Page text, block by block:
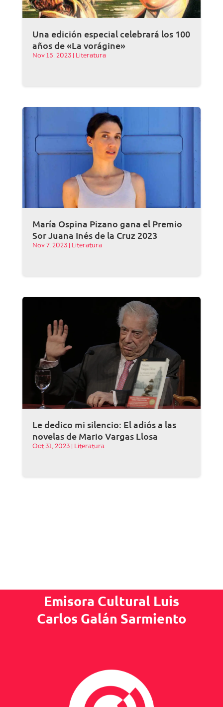
Una edición especial celebrará los 100
años de «La vorágine»
Nov 15, 2023| Literatura
María Ospina Pizano gana el Premio
Sor Juana Inés de la Cruz 2023
Nov 7, 2023| Literatura
Le dedico mi silencio: El adiós a las
novelas de Mario Vargas Llosa
Oct 31, 2023| Literatura
Emisora Cultural Luis
Carlos Galán Sarmiento